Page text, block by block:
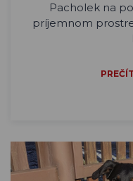
Pacholek na
príjemnom